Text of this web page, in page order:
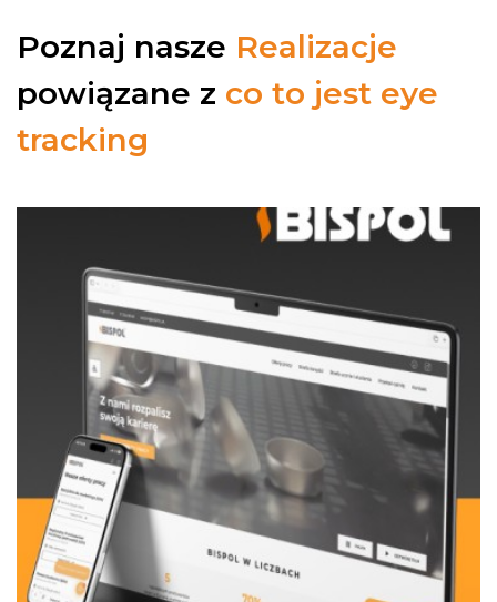
Poznaj nasze Realizacje
powiązane z co to jest eye
tracking